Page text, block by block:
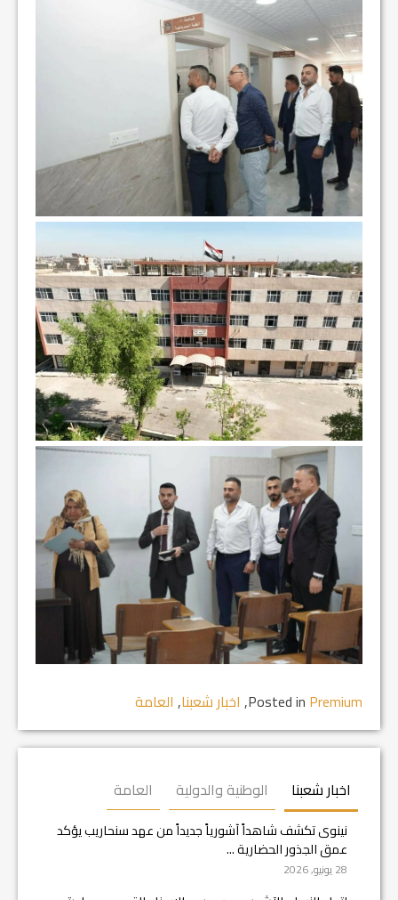
Posted in Premium
, اخبار شعبنا, العامة
اخبار شعبنا الوطنية والدولية العامة
نينوى تكشف شاهداً آشورياً جديداً من عهد سنحاريب يؤكد
عمق الجذور الحضارية ...
28 يونيو, 2026